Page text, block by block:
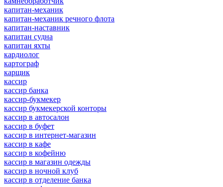
капитан-механик
капитан-механик речного флота
капитан-наставник
капитан судна
капитан яхты
кардиолог
картограф
карщик
кассир
кассир банка
кассир-букмекер
кассир букмекерской конторы
кассир в автосалон
кассир в буфет
кассир в интернет-магазин
кассир в кафе
кассир в кофейню
кассир в магазин одежды
кассир в ночной клуб
кассир в отделение банка